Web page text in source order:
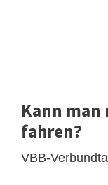
Kann man
fahren?
VBB-